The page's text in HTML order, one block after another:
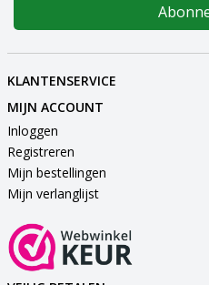
KLANTENSERVICE
MIJN ACCOUNT
Inloggen
Registreren
Mijn bestellingen
Mijn verlanglijst